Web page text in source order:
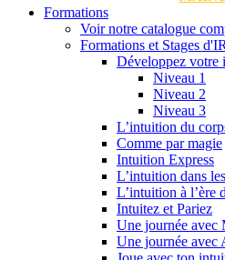
Formations
Voir notre catalogue
Formations et Stages
Développez votre
Niveau 1
Niveau 2
Niveau 3
L’intuition du
Comme par magie
Intuition Express
L’intuition dans
L’intuition à l’ère
Intuitez et Pariez
Une journée avec
Une journée avec